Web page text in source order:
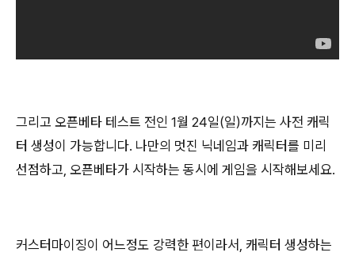
그리고 오픈베타 테스트 전인 1월 24일(일)까지는 사전 캐릭
터 생성이 가능합니다. 나만의 멋진 닉네임과 캐릭터를 미리
선점하고, 오픈베타가 시작하는 동시에 게임을 시작해보세요.
커스터마이징이 어느정도 강력한 편이라서, 캐릭터 생성하는